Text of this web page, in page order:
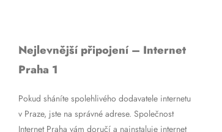
Nejlevnější připojení – Internet
Praha 1
Pokud sháníte spolehlivého dodavatele internetu
v Praze, jste na správné adrese. Společnost
Internet Praha vám doručí a nainstaluje internet